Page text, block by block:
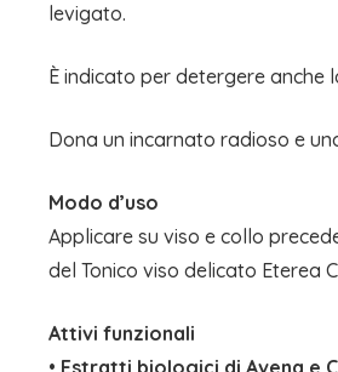
levigato.
È indicato per detergere anche
Dona un incarnato radioso e
Modo d’uso
Applicare su viso e collo
del Tonico viso delicato Eterea
Attivi funzionali